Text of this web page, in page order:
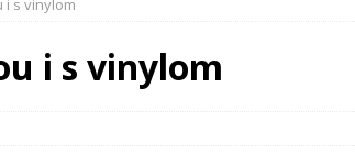
rozchod
cestou na Monte Mabu
unikátny akustický koncert
i s vinylom
i s vinylom